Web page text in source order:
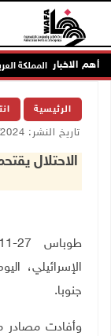
أهم الاخبار
على المملكة
الرئيسية
تاريخ النشر: 27/11/2024 07:53 ص
الاحتلال
الإسرائيلي،
جنوبا.
وأفادت مصادر